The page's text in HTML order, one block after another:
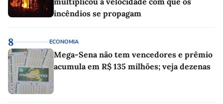
incêndios se propagam
8 ECONOMIA
Mega-Sena não tem vencedores e prêmio
acumula em R$ 135 milhões; veja dezenas